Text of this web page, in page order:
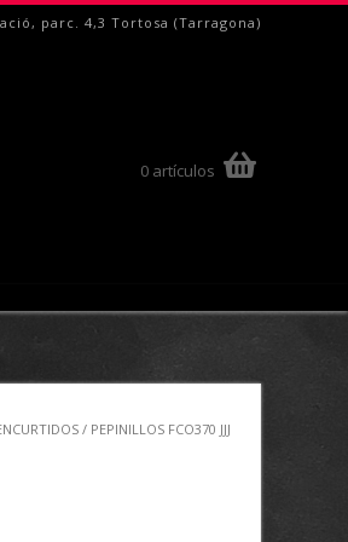
parc. 4,3 Tortosa (Tarragona)
0 artículos
/ PEPINILLOS FCO370 JJJ